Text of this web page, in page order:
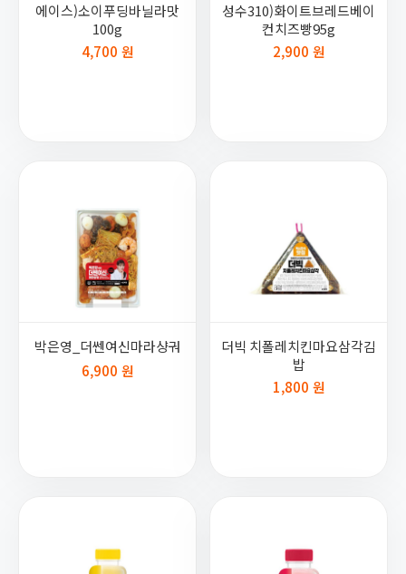
에이스)소이푸딩바닐라맛
100g
4,700 원
성수310)화이트브레드베이
컨치즈빵95g
2,900 원
박은영_더쎈여신마라샹궈
6,900 원
더빅 치폴레치킨마요삼각김
밥
1,800 원